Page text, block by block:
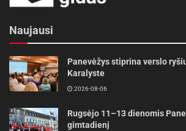
didelį progresą – ženkliai
įgūdžius ir iškovojo prizines
atkaklaus darbo įvertinimas, bet
pavyzdys, kaip motyvacija bei
leidžia pasiekti įspūdingų
mokytoja.
Gaurienė pabrėžia, kad jai ypač
Naujausi
Panevėžys stiprina verslo
Karalyste
2026-08-06
Rugsėjo 11–13 dienomis
gimtadienį